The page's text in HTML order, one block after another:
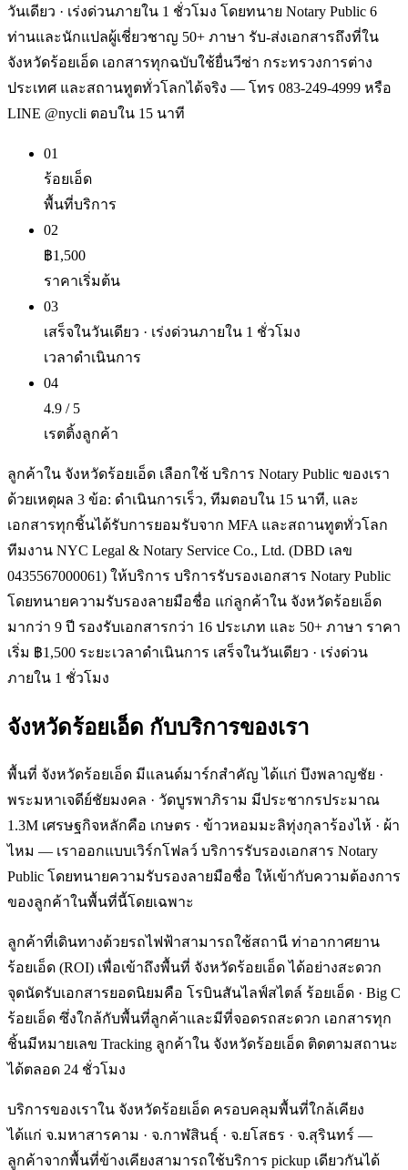
วันเดียว · เร่งด่วนภายใน 1 ชั่วโมง โดยทนาย Notary Public 6
ท่านและนักแปลผู้เชี่ยวชาญ 50+ ภาษา รับ-ส่งเอกสารถึงที่ใน
จังหวัดร้อยเอ็ด เอกสารทุกฉบับใช้ยื่นวีซ่า กระทรวงการต่าง
ประเทศ และสถานทูตทั่วโลกได้จริง — โทร 083-249-4999 หรือ
LINE @nycli ตอบใน 15 นาที
01
ร้อยเอ็ด
พื้นที่บริการ
02
฿1,500
ราคาเริ่มต้น
03
เสร็จในวันเดียว · เร่งด่วนภายใน 1 ชั่วโมง
เวลาดำเนินการ
04
4.9 / 5
เรตติ้งลูกค้า
ลูกค้าใน จังหวัดร้อยเอ็ด เลือกใช้ บริการ Notary Public ของเรา
ด้วยเหตุผล 3 ข้อ: ดำเนินการเร็ว, ทีมตอบใน 15 นาที, และ
เอกสารทุกชิ้นได้รับการยอมรับจาก MFA และสถานทูตทั่วโลก
ทีมงาน NYC Legal & Notary Service Co., Ltd. (DBD เลข
0435567000061) ให้บริการ บริการรับรองเอกสาร Notary Public
โดยทนายความรับรองลายมือชื่อ แก่ลูกค้าใน จังหวัดร้อยเอ็ด
มากว่า 9 ปี รองรับเอกสารกว่า 16 ประเภท และ 50+ ภาษา ราคา
เริ่ม ฿1,500 ระยะเวลาดำเนินการ เสร็จในวันเดียว · เร่งด่วน
ภายใน 1 ชั่วโมง
จังหวัดร้อยเอ็ด กับบริการของเรา
พื้นที่ จังหวัดร้อยเอ็ด มีแลนด์มาร์กสำคัญ ได้แก่ บึงพลาญชัย ·
พระมหาเจดีย์ชัยมงคล · วัดบูรพาภิราม มีประชากรประมาณ
1.3M เศรษฐกิจหลักคือ เกษตร · ข้าวหอมมะลิทุ่งกุลาร้องไห้ · ผ้า
ไหม — เราออกแบบเวิร์กโฟลว์ บริการรับรองเอกสาร Notary
Public โดยทนายความรับรองลายมือชื่อ ให้เข้ากับความต้องการ
ของลูกค้าในพื้นที่นี้โดยเฉพาะ
ลูกค้าที่เดินทางด้วยรถไฟฟ้าสามารถใช้สถานี ท่าอากาศยาน
ร้อยเอ็ด (ROI) เพื่อเข้าถึงพื้นที่ จังหวัดร้อยเอ็ด ได้อย่างสะดวก
จุดนัดรับเอกสารยอดนิยมคือ โรบินสันไลฟ์สไตล์ ร้อยเอ็ด · Big C
ร้อยเอ็ด ซึ่งใกล้กับพื้นที่ลูกค้าและมีที่จอดรถสะดวก เอกสารทุก
ชิ้นมีหมายเลข Tracking ลูกค้าใน จังหวัดร้อยเอ็ด ติดตามสถานะ
ได้ตลอด 24 ชั่วโมง
บริการของเราใน จังหวัดร้อยเอ็ด ครอบคลุมพื้นที่ใกล้เคียง
ได้แก่ จ.มหาสารคาม · จ.กาฬสินธุ์ · จ.ยโสธร · จ.สุรินทร์ —
ลูกค้าจากพื้นที่ข้างเคียงสามารถใช้บริการ pickup เดียวกันได้